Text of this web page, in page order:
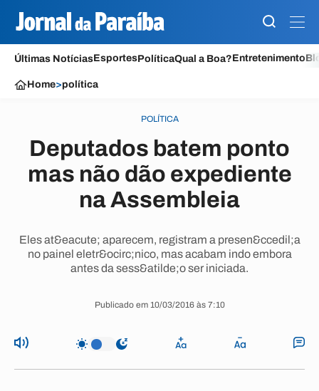
Últimas NotíciasEsportesPolíticaQual a Boa?Entretenimento
Home>política
POLÍTICA
Deputados batem ponto
mas não dão expediente
na Assembleia
Eles at&eacute; aparecem, registram a presen&ccedil;a
no painel eletr&ocirc;nico, mas acabam indo embora
antes da sess&atilde;o ser iniciada.
Publicado em 10/03/2016 às 7:10